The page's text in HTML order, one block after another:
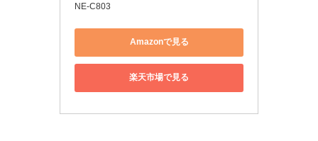
NE-C803
Amazonで見る
楽天市場で見る